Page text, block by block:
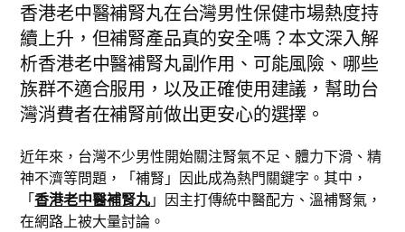
香港老中醫補腎丸在台灣男性保健市場熱度持
續上升，但補腎產品真的安全嗎？本文深入解
析香港老中醫補腎丸副作用、可能風險、哪些
族群不適合服用，以及正確使用建議，幫助台
灣消費者在補腎前做出更安心的選擇。
近年來，台灣不少男性開始關注腎氣不足、體力下滑、精
神不濟等問題，「補腎」因此成為熱門關鍵字。其中，
「香港老中醫補腎丸」因主打傳統中醫配方、溫補腎氣，
在網路上被大量討論。